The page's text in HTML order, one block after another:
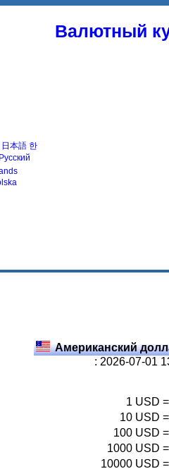
Валютный
日本語 한
Русский
Американский
: 2026-07-01
1 USD =
10 USD =
100 USD =
1000 USD =
10000 USD =